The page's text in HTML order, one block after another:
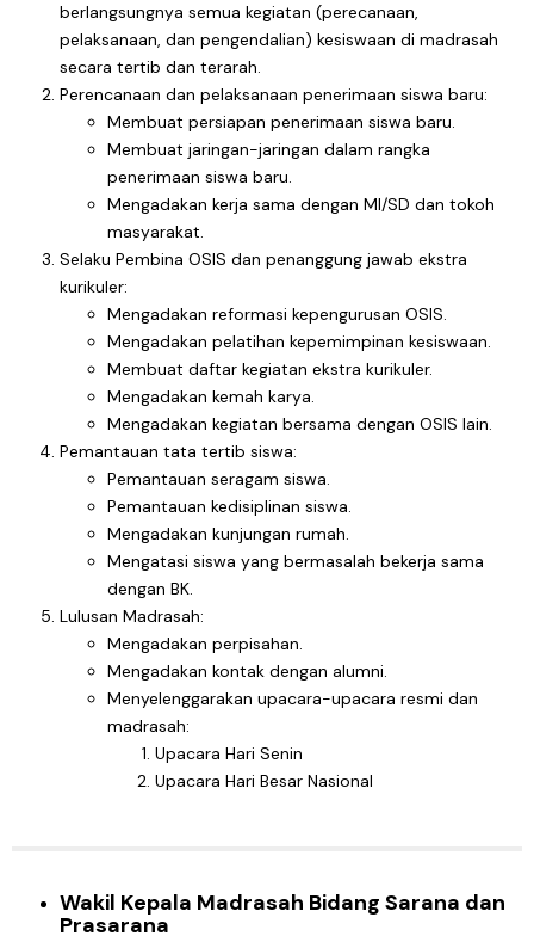
berlangsungnya semua kegiatan (perecanaan,
pelaksanaan, dan pengendalian) kesiswaan di madrasah
secara tertib dan terarah.
Perencanaan dan pelaksanaan penerimaan siswa baru:
Membuat persiapan penerimaan siswa baru.
Membuat jaringan-jaringan dalam rangka
penerimaan siswa baru.
Mengadakan kerja sama dengan MI/SD dan tokoh
masyarakat.
Selaku Pembina OSIS dan penanggung jawab ekstra
kurikuler:
Mengadakan reformasi kepengurusan OSIS.
Mengadakan pelatihan kepemimpinan kesiswaan.
Membuat daftar kegiatan ekstra kurikuler.
Mengadakan kemah karya.
Mengadakan kegiatan bersama dengan OSIS lain.
Pemantauan tata tertib siswa:
Pemantauan seragam siswa.
Pemantauan kedisiplinan siswa.
Mengadakan kunjungan rumah.
Mengatasi siswa yang bermasalah bekerja sama
dengan BK.
Lulusan Madrasah:
Mengadakan perpisahan.
Mengadakan kontak dengan alumni.
Menyelenggarakan upacara-upacara resmi dan
madrasah:
Upacara Hari Senin
Upacara Hari Besar Nasional
Wakil Kepala Madrasah Bidang Sarana dan
Prasarana